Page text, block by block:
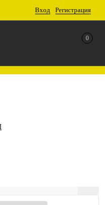
Вход Регистрация
0